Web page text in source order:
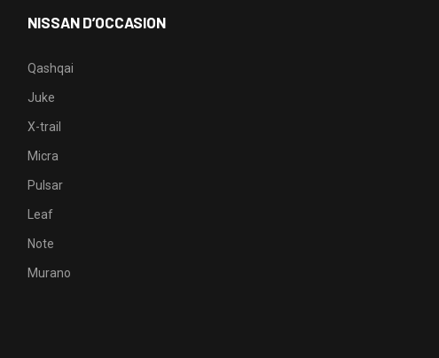
NISSAN D’OCCASION
Qashqai
Juke
X-trail
Micra
Pulsar
Leaf
Note
Murano